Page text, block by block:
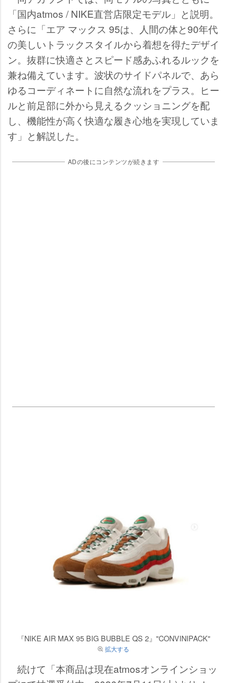
「国内atmos / NIKE直営店限定モデル」と説明。
さらに「エア マックス 95は、人間の体と90年代
の美しいトラックスタイルから着想を得たデザイ
ン。抜群に快適さとスピード感あふれるルックを
兼ね備えています。波状のサイドパネルで、あら
ゆるコーディネートに自然な流れをプラス。ヒー
ルと前足部に外から見えるクッショニングを配
し、機能性が高く快適な履き心地を実現していま
す」と解説した。
ADの後にコンテンツが続きます
『NIKE AIR MAX 95 BIG BUBBLE QS 2』"CONVINIPACK"
拡大する
続けて「本商品は現在atmosオンラインショッ